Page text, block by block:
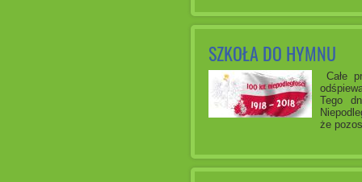
SZKOŁA DO HYMNU
Całe
Tego
że